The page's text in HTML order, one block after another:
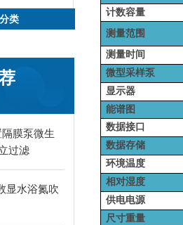
类
膜泵微生
过滤
显水浴氮吹
计数容量
测量范围
测量时间
微型采样泵
显示器
能谱图
数据接口
数据存储
环境温度
相对湿度
供电电源
尺寸重量